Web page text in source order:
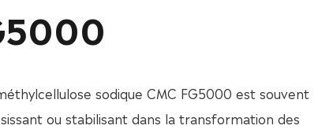
sodique CMC FG5000 est souvent
ou stabilisant dans la transformation des